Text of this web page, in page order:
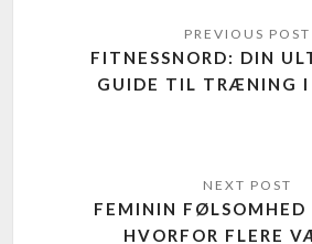
FITNESSNORD: DIN
GUIDE TIL TRÆNING I
FEMININ
HVORFOR FLERE